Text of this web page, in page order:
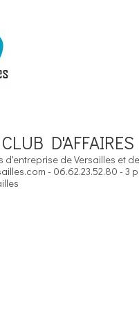
D'AFFAIRES
de Versailles et
- 06.62.23.52.80 - 3